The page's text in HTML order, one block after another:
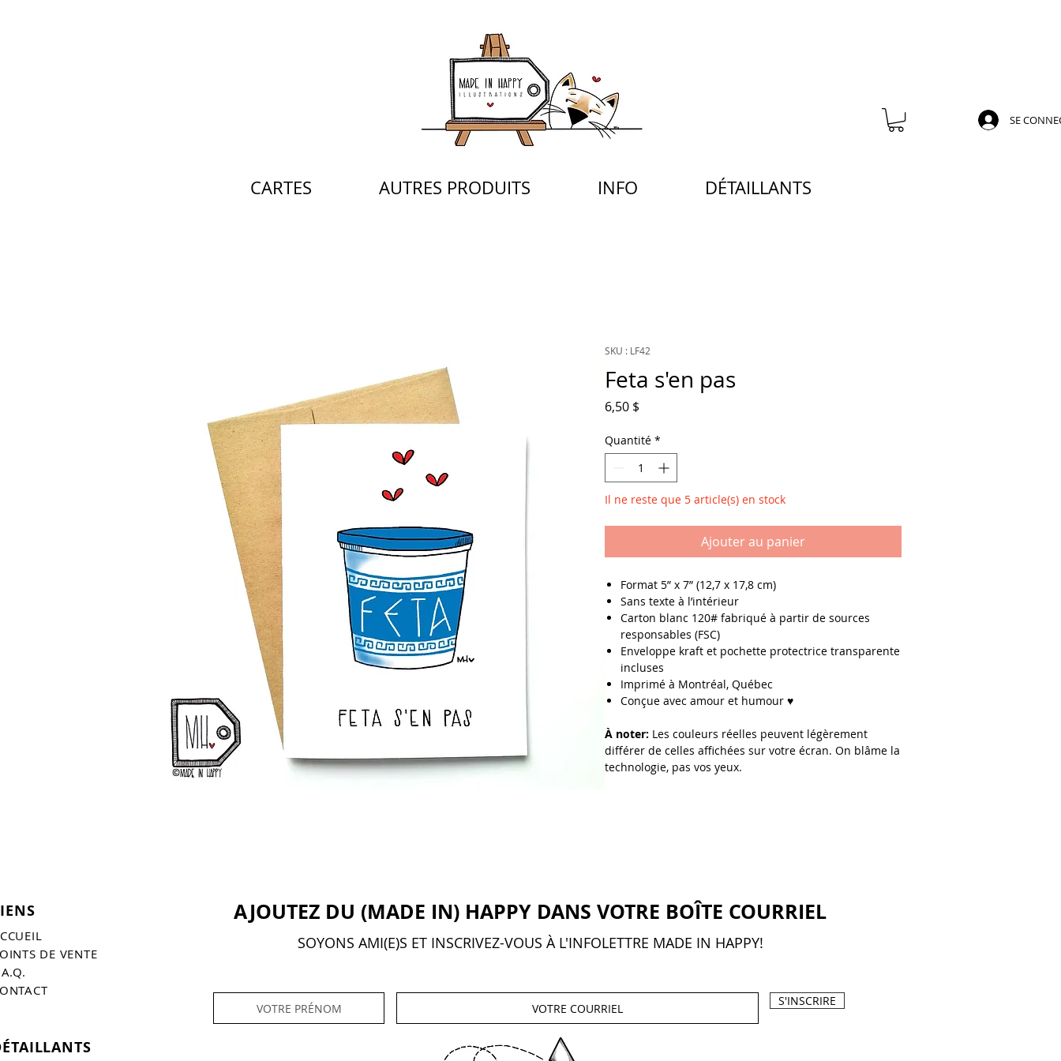
SE
CARTES AUTRES PRODUITS INFO DÉTAILLANTS
SKU : LF42
Feta s'en pas
6,50 $
Quantité *
Il ne reste que 5 article(s) en stock
Ajouter au panier
Format 5” x 7” (12,7 x 17,8 cm)
Sans texte à l’intérieur
Carton blanc 120# fabriqué à partir de sources
responsables (FSC)
Enveloppe kraft et pochette protectrice transparente
incluses
Imprimé à Montréal, Québec
Conçue avec amour et humour ♥
À noter: Les couleurs réelles peuvent légèrement
différer de celles affichées sur votre écran. On blâme la
technologie, pas vos yeux.
DE VENTE
AJOUTEZ DU (MADE IN) HAPPY DANS VOTRE BOÎTE COURRIEL
SOYONS AMI(E)S ET INSCRIVEZ-VOUS À L'INFOLETTRE MADE IN HAPPY!
S'INSCRIRE